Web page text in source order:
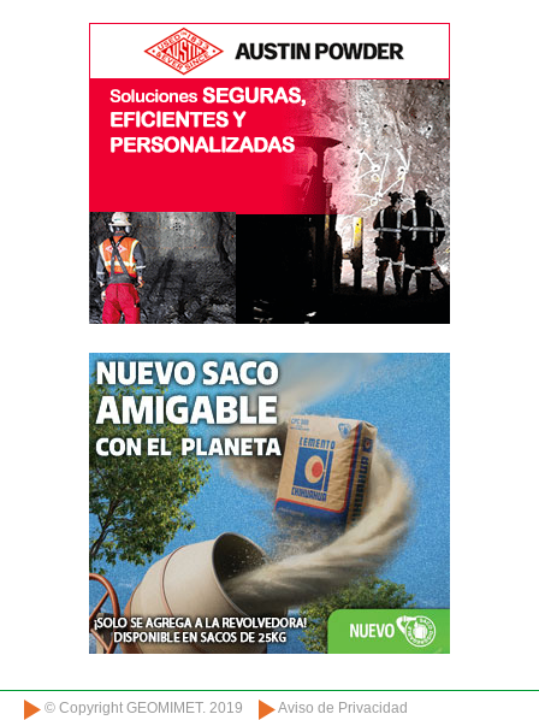
© Copyright GEOMIMET. 2019
Aviso de Privacidad